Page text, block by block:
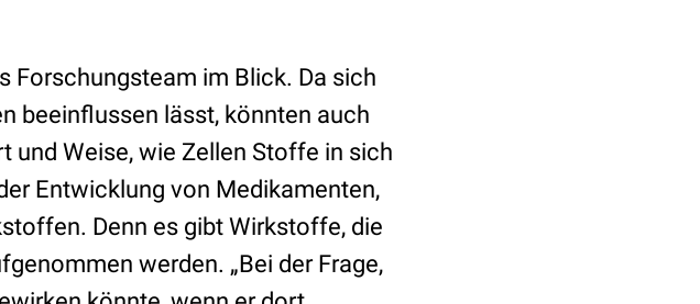
Forschungsteam im Blick. Da sich
beeinflussen lässt, könnten auch
und Weise, wie Zellen Stoffe in sich
Entwicklung von Medikamenten,
Denn es gibt Wirkstoffe, die
werden. „Bei der Frage,